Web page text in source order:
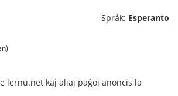
Språk: Esperanto
lernu.net kaj aliaj paĝoj anoncis la